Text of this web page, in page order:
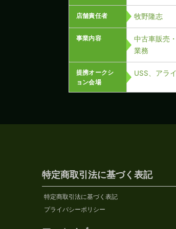
店舗責任者 牧野隆志
事業内容
中古車販売
業務
提携オークシ
ョン会場
USS、アラ
特定商取引法に基づく表記
特定商取引法に基づく表記
プライバシーポリシー